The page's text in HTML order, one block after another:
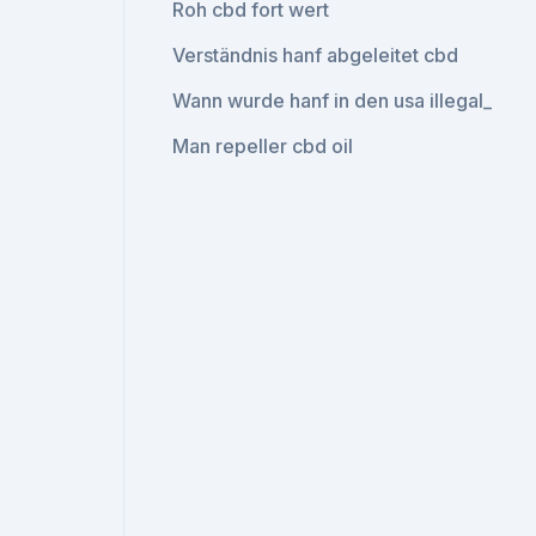
Roh cbd fort wert
Verständnis hanf abgeleitet cbd
Wann wurde hanf in den usa illegal_
Man repeller cbd oil